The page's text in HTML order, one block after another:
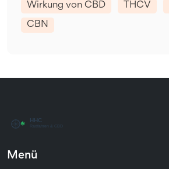
Wirkung von CBD THCV
CBN
Menü